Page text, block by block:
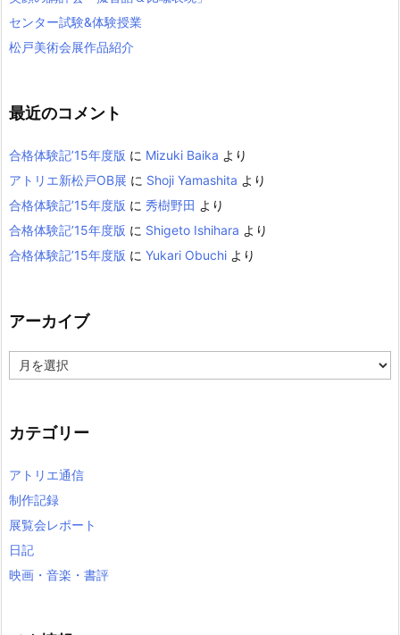
センター試験&体験授業
松戸美術会展作品紹介
最近のコメント
合格体験記’15年度版 に Mizuki Baika より
アトリエ新松戸OB展 に Shoji Yamashita より
合格体験記’15年度版 に 秀樹野田 より
合格体験記’15年度版 に Shigeto Ishihara より
合格体験記’15年度版 に Yukari Obuchi より
アーカイブ
ー
ブ
カテゴリー
アトリエ通信
制作記録
展覧会レポート
日記
映画・音楽・書評